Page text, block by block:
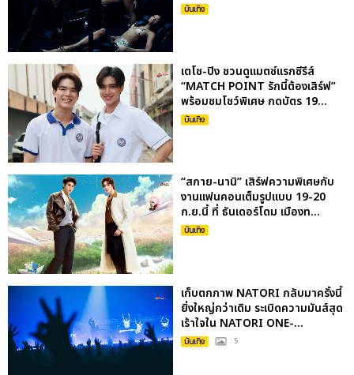
บันเทิง
เตโช-ปิง ชวนดูแมตซ์แรกซีรีส์
“MATCH POINT รักนี้ต้องเสิร์ฟ”
พร้อมชมโชว์พิเศษ กดบัตร 19...
บันเทิง
“สกาย-นานิ” เสิร์ฟความพิเศษกับ
งานแฟนคอนเต็มรูปแบบ 19-20
ก.ย.นี้ ที่ ธันเดอร์โดม เมืองท...
บันเทิง
เก็บตกภาพ NATORI กลับมาครั้งนี้
ยิ่งใหญ่กว่าเดิม ระเบิดความมันส์สุด
เร้าใจใน NATORI ONE-...
บันเทิง : 5